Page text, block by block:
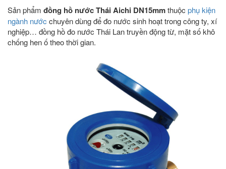
Sản phẩm đồng hồ nước Thái Aichi DN15mmthuộc phụ kiện
ngành nước chuyên dùng để đo nước sinh hoạt trong công ty, xí
nghiệp… đồng hồ đo nước Thái Lan truyền động từ, mặt số khô
chống hen ố theo thời gian.